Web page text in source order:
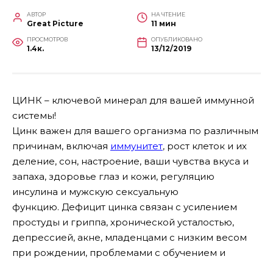
АВТОР
Great Picture
НА ЧТЕНИЕ
11 мин
ПРОСМОТРОВ
1.4к.
ОПУБЛИКОВАНО
13/12/2019
ЦИНК – ключевой минерал для вашей иммунной
системы!
Цинк важен для вашего организма по различным
причинам, включая иммунитет, рост клеток и их
деление, сон, настроение, ваши чувства вкуса и
запаха, здоровье глаз и кожи, регуляцию
инсулина и мужскую сексуальную
функцию. Дефицит цинка связан с усилением
простуды и гриппа, хронической усталостью,
депрессией, акне, младенцами с низким весом
при рождении, проблемами с обучением и